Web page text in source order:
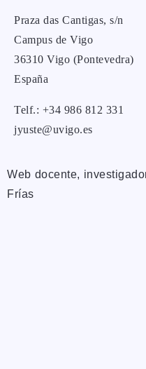
Praza das Cantigas, s/n
Campus de Vigo
36310 Vigo (Pontevedra)
España
Telf.: +34 986 812 331
jyuste@uvigo.es
Web docente,
Frías